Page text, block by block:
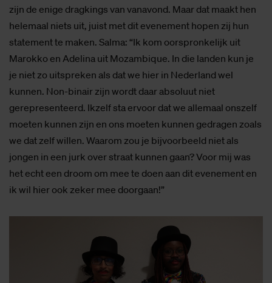
zijn de enige dragkings van vanavond. Maar dat maakt hen
helemaal niets uit, juist met dit evenement hopen zij hun
statement te maken. Salma: “Ik kom oorspronkelijk uit
Marokko en Adelina uit Mozambique. In die landen kun je
je niet zo uitspreken als dat we hier in Nederland wel
kunnen. Non-binair zijn wordt daar absoluut niet
gerepresenteerd. Ikzelf sta ervoor dat we allemaal onszelf
moeten kunnen zijn en ons moeten kunnen gedragen zoals
we dat zelf willen. Waarom zou je bijvoorbeeld niet als
jongen in een jurk over straat kunnen gaan? Voor mij was
het echt een droom om mee te doen aan dit evenement en
ik wil hier ook zeker mee doorgaan!”